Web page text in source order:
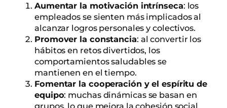
Aumentar la motivación intrínseca: los
empleados se sienten más implicados al
alcanzar logros personales y colectivos.
Promover la constancia: al convertir los
hábitos en retos divertidos, los
comportamientos saludables se
mantienen en el tiempo.
Fomentar la cooperación y el espíritu de
equipo: muchas dinámicas se basan en